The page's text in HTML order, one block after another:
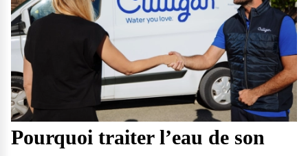
Pourquoi traiter l’eau de son